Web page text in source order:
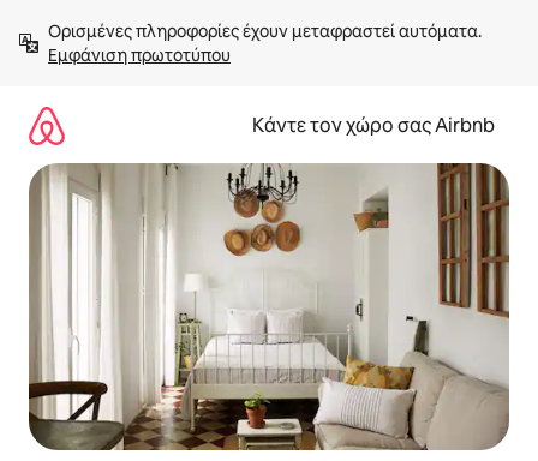
στο
περιεχόμενοΕμφάνιση πρωτοτύπου
Κάντε τον χώρο σας Airbnb